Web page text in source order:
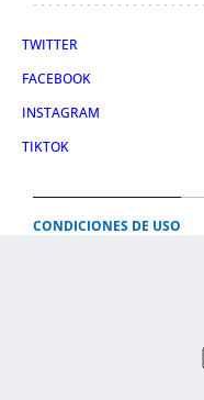
TWITTER
FACEBOOK
INSTAGRAM
TIKTOK
CONDICIONES DE USO